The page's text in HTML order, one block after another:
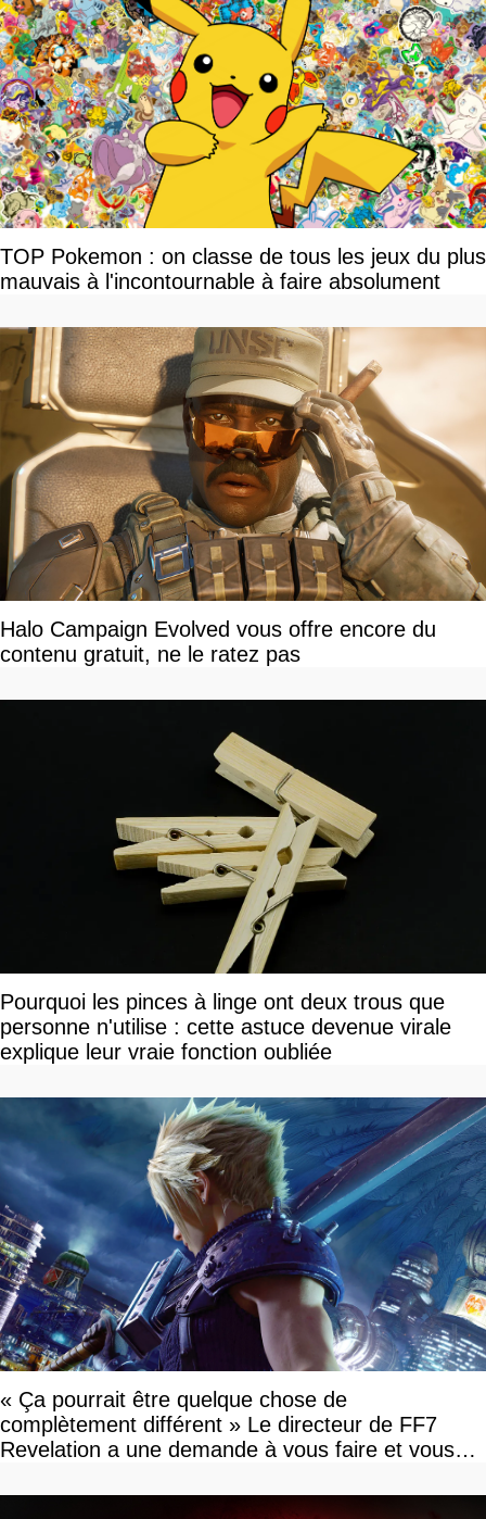
TOP Pokemon : on classe de tous les jeux du plus
mauvais à l'incontournable à faire absolument
Halo Campaign Evolved vous offre encore du
contenu gratuit, ne le ratez pas
Pourquoi les pinces à linge ont deux trous que
personne n'utilise : cette astuce devenue virale
explique leur vraie fonction oubliée
« Ça pourrait être quelque chose de
complètement différent » Le directeur de FF7
Revelation a une demande à vous faire et vous